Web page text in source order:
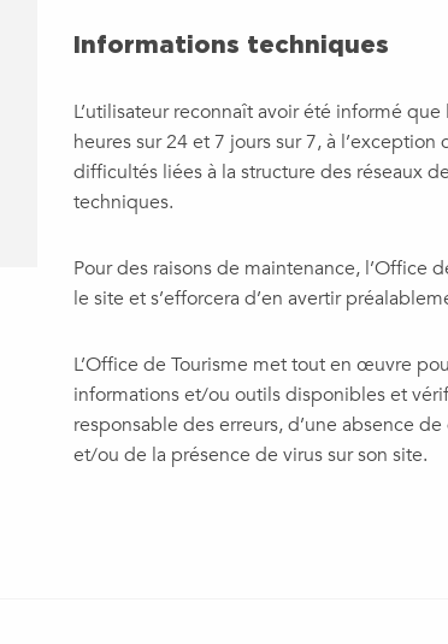
Informations techniques
L’utilisateur reconnaît avoir été informé
heures sur 24 et 7 jours sur 7, à
difficultés liées à la structure des réseaux
techniques.
Pour des raisons de maintenance, l’Office
le site et s’efforcera d’en avertir
L’Office de Tourisme met tout en œuvre
informations et/ou outils disponibles et
responsable des erreurs, d’une absence
et/ou de la présence de virus sur son site.